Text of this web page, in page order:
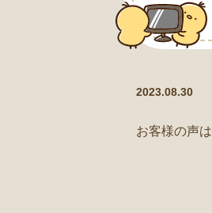
2023.08.30
お客様の声は